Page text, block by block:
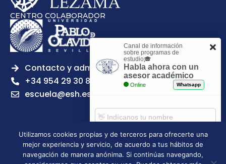
CENTRO COLABORADOR
Contacto y admisiones
+34 954 29 30 81
escuela@esh.es
Aviso legal Política de Privacidad
Política de Cookies
Utilizamos cookies propias y de terceros para ofrecerte una
mejor experiencia y servicio, de acuerdo a tus hábitos de
navegación de manera anónima. Si continúas navegando,
Canal de información
sobre programas de
estudio🎓
Habla ahora con un
asesor académico
Online Whatsapp
Comenzar chat